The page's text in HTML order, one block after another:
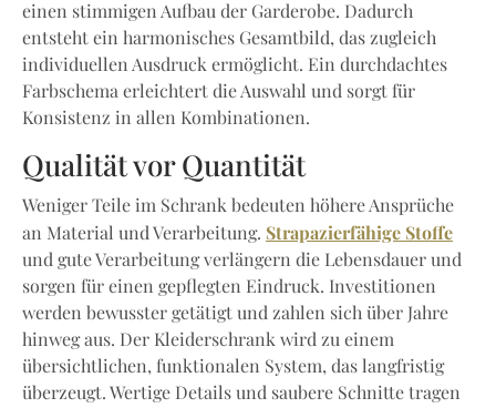
einen stimmigen Aufbau der Garderobe. Dadurch
entsteht ein harmonisches Gesamtbild, das zugleich
individuellen Ausdruck ermöglicht. Ein durchdachtes
Farbschema erleichtert die Auswahl und sorgt für
Konsistenz in allen Kombinationen.
Qualität vor Quantität
Weniger Teile im Schrank bedeuten höhere Ansprüche
an Material und Verarbeitung. Strapazierfähige Stoffe
und gute Verarbeitung verlängern die Lebensdauer und
sorgen für einen gepflegten Eindruck. Investitionen
werden bewusster getätigt und zahlen sich über Jahre
hinweg aus. Der Kleiderschrank wird zu einem
übersichtlichen, funktionalen System, das langfristig
überzeugt. Wertige Details und saubere Schnitte tragen